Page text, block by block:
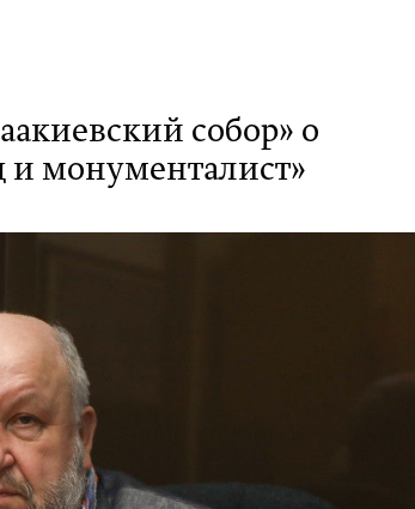
собор» о
и монументалист»